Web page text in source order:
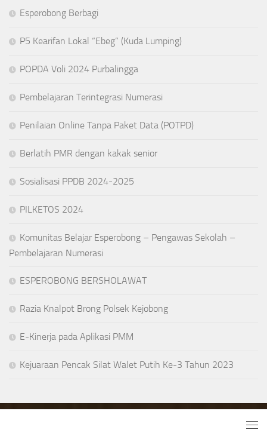
Esperobong Berbagi
P5 Kearifan Lokal “Ebeg” (Kuda Lumping)
POPDA Voli 2024 Purbalingga
Pembelajaran Terintegrasi Numerasi
Penilaian Online Tanpa Paket Data (POTPD)
Berlatih PMR dengan kakak senior
Sosialisasi PPDB 2024-2025
PILKETOS 2024
Komunitas Belajar Esperobong – Pengawas Sekolah –
Pembelajaran Numerasi
ESPEROBONG BERSHOLAWAT
Razia Knalpot Brong Polsek Kejobong
E-Kinerja pada Aplikasi PMM
Kejuaraan Pencak Silat Walet Putih Ke-3 Tahun 2023